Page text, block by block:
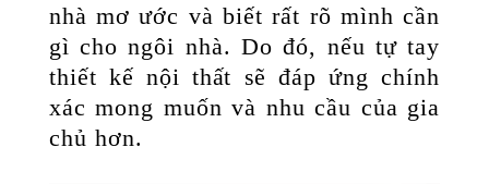
nhà mơ ước và biết rất rõ mình cần
gì cho ngôi nhà. Do đó, nếu tự tay
thiết kế nội thất sẽ đáp ứng chính
xác mong muốn và nhu cầu của gia
chủ hơn.